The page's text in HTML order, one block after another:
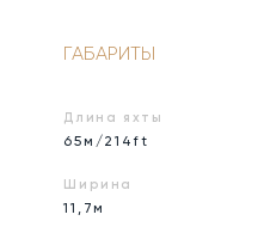
ГАБАРИТЫ
Длина яхты
65м/214ft
Ширина
11,7м